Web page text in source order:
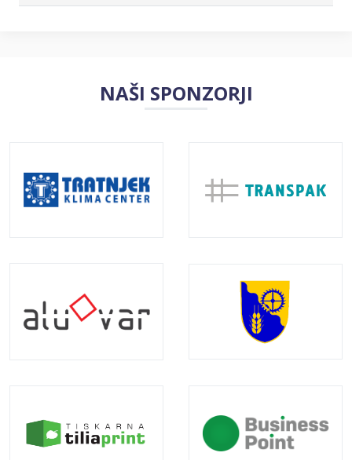
NAŠI SPONZORJI